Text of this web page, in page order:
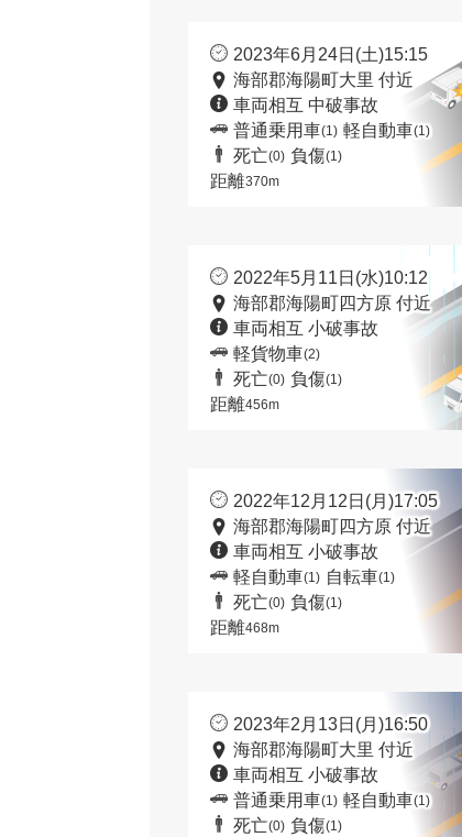
2023年6月24日(土)15:15
海部郡海陽町大里 付近
車両相互 中破事故
普通乗用車(1) 軽自動車(1)
死亡(0) 負傷(1)
距離370m
2022年5月11日(水)10:12
海部郡海陽町四方原 付近
車両相互 小破事故
軽貨物車(2)
死亡(0) 負傷(1)
距離456m
2022年12月12日(月)17:05
海部郡海陽町四方原 付近
車両相互 小破事故
軽自動車(1) 自転車(1)
死亡(0) 負傷(1)
距離468m
2023年2月13日(月)16:50
海部郡海陽町大里 付近
車両相互 小破事故
普通乗用車(1) 軽自動車(1)
死亡(0) 負傷(1)